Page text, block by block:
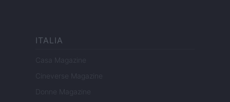
ITALIA
Casa Magazine
Cineverse Magazine
Donne Magazine